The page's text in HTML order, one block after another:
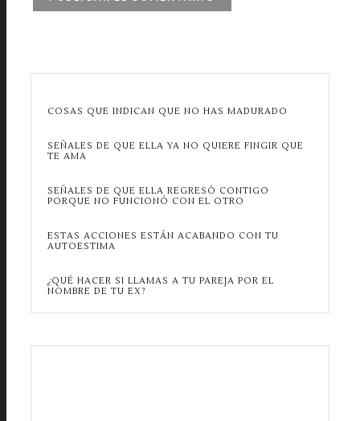
COSAS QUE INDICAN QUE NO HAS MADURADO
SEÑALES DE QUE ELLA YA NO QUIERE FINGIR QUE
TE AMA
SEÑALES DE QUE ELLA REGRESÓ CONTIGO
PORQUE NO FUNCIONÓ CON EL OTRO
ESTAS ACCIONES ESTÁN ACABANDO CON TU
AUTOESTIMA
¿QUÉ HACER SI LLAMAS A TU PAREJA POR EL
NOMBRE DE TU EX?